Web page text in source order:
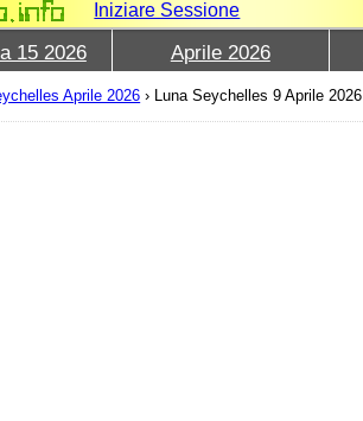
Iniziare Sessione
15 2026 Aprile 2026
Aprile 2026 › Luna Seychelles 9 Aprile 2026